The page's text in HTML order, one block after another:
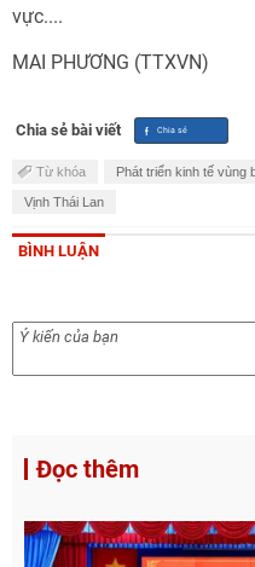
vực....
MAI PHƯƠNG (TTXVN)
Chia sẻ bài viết
Từ khóa Phát triển kinh tế vùng
Vịnh Thái Lan
BÌNH LUẬN
Đọc thêm